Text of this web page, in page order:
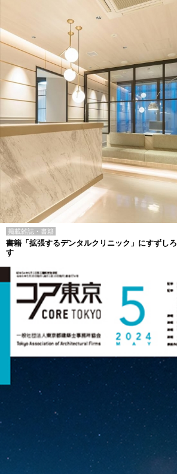
掲載雑誌・書籍
書籍「拡張するデンタルクリニック」にすずし
す